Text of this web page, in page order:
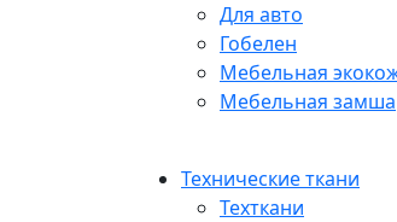
Для авто
Гобелен
Мебельная
Мебельная замша
Технические ткани
Техткани